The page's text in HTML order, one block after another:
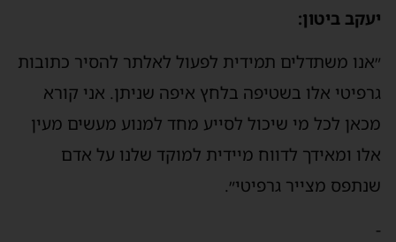
יעקב ביטון:
״אנו משתדלים תמידית לפעול לאלתר להסיר כתובות
גרפיטי אלו בשטיפה בלחץ איפה שניתן. אני קורא
מכאן לכל מי שיכול לסייע מחד למנוע מעשים מעין
אלו ומאידך לדווח מיידית למוקד שלנו על אדם
שנתפס מצייר גרפיטי״.
-